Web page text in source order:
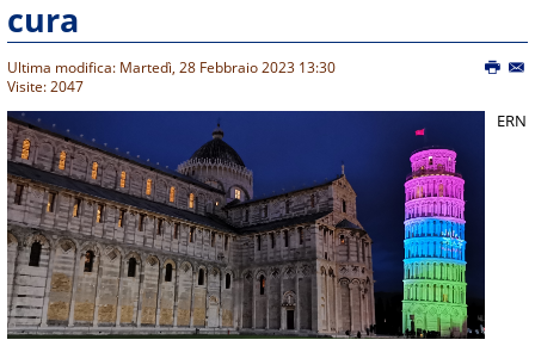
cura
Ultima modifica: Martedì, 28 Febbraio 2023 13:30
Visite: 2047
ERN